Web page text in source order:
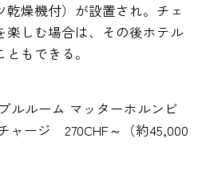
燥機付）が設置され。チェ
楽しむ場合は、その後ホテル
もできる。
ルルーム マッターホルンビ
ャージ 270CHF～（約45,000